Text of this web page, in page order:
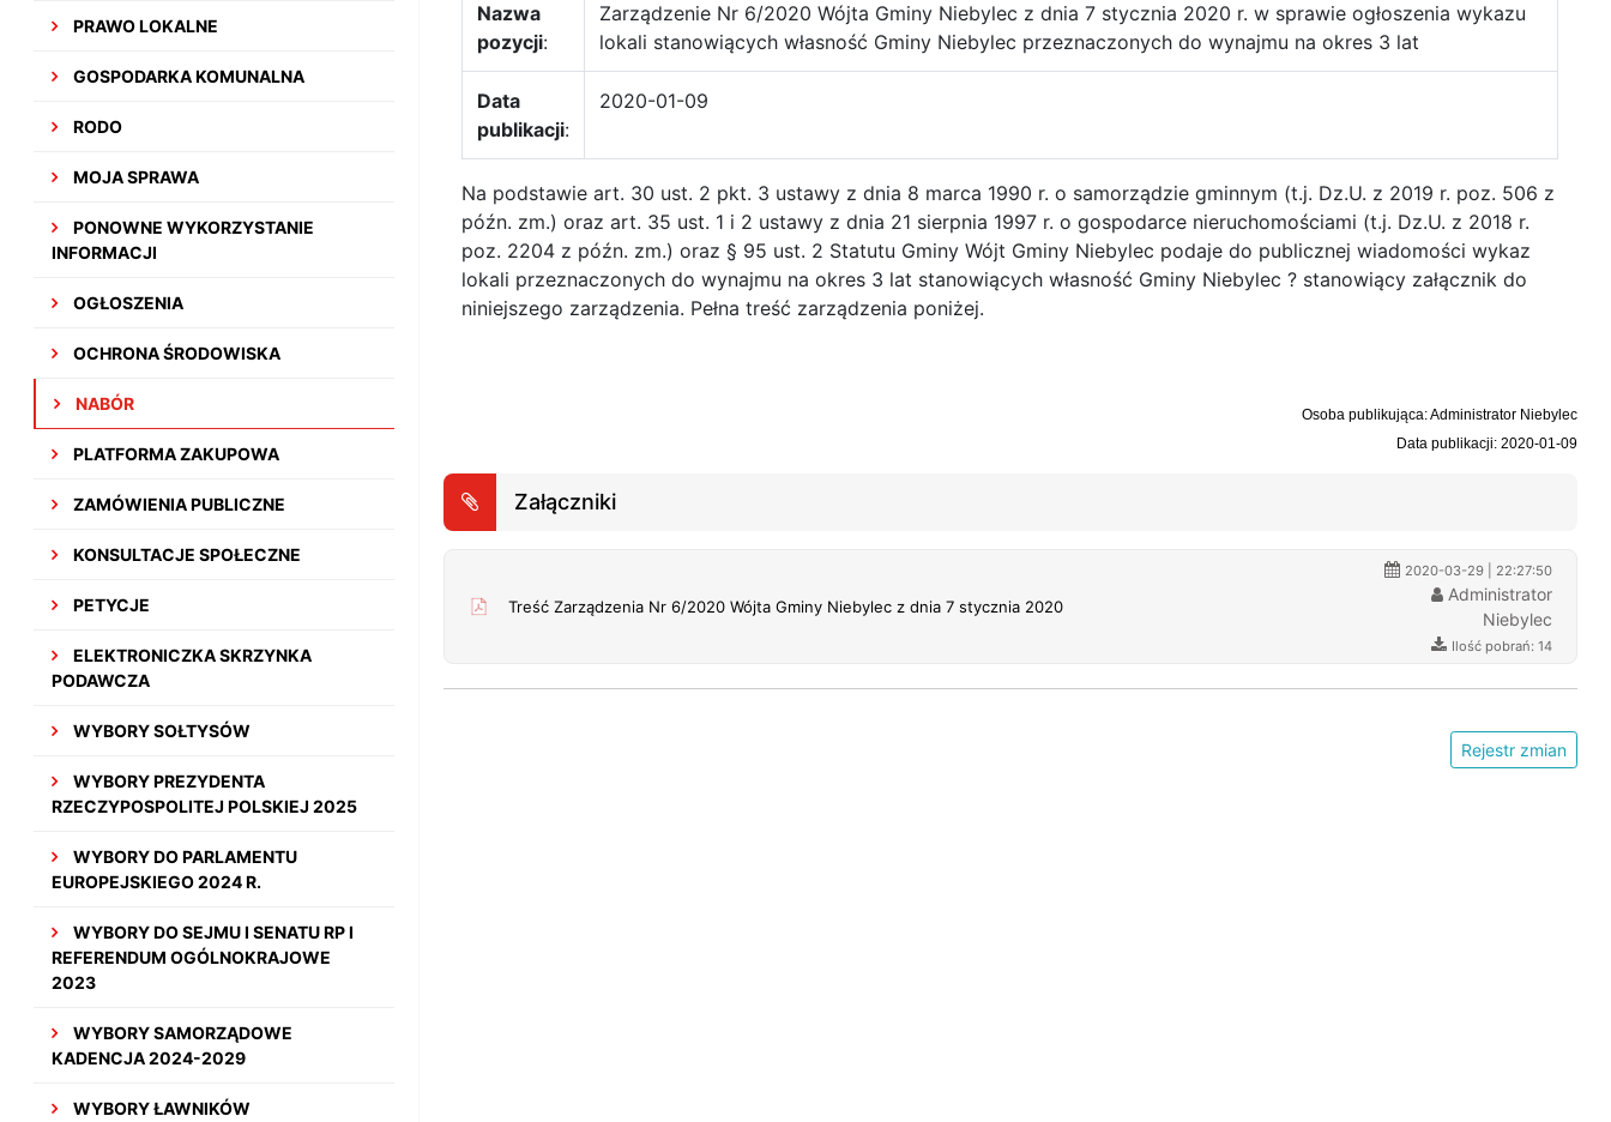
PRAWO LOKALNE
GOSPODARKA KOMUNALNA
RODO
MOJA SPRAWA
PONOWNE WYKORZYSTANIE
INFORMACJI
OGŁOSZENIA
OCHRONA ŚRODOWISKA
NABÓR
PLATFORMA ZAKUPOWA
ZAMÓWIENIA PUBLICZNE
KONSULTACJE SPOŁECZNE
PETYCJE
ELEKTRONICZKA SKRZYNKA
PODAWCZA
WYBORY SOŁTYSÓW
WYBORY PREZYDENTA
RZECZYPOSPOLITEJ POLSKIEJ 2025
WYBORY DO PARLAMENTU
EUROPEJSKIEGO 2024 R.
WYBORY DO SEJMU I SENATU RP I
REFERENDUM OGÓLNOKRAJOWE
2023
WYBORY SAMORZĄDOWE
KADENCJA 2024-2029
WYBORY ŁAWNIKÓW
Nazwa
pozycji:
Zarządzenie Nr 6/2020 Wójta Gminy Niebylec z dnia 7 stycznia 2020 r. w sprawie ogłoszenia wykazu
lokali stanowiących własność Gminy Niebylec przeznaczonych do wynajmu na okres 3 lat
Data
publikacji:
2020-01-09
Na podstawie art. 30 ust. 2 pkt. 3 ustawy z dnia 8 marca 1990 r. o samorządzie gminnym (t.j. Dz.U. z 2019 r. poz. 506 z
późn. zm.) oraz art. 35 ust. 1 i 2 ustawy z dnia 21 sierpnia 1997 r. o gospodarce nieruchomościami (t.j. Dz.U. z 2018 r.
poz. 2204 z późn. zm.) oraz § 95 ust. 2 Statutu Gminy Wójt Gminy Niebylec podaje do publicznej wiadomości wykaz
lokali przeznaczonych do wynajmu na okres 3 lat stanowiących własność Gminy Niebylec ? stanowiący załącznik do
niniejszego zarządzenia. Pełna treść zarządzenia poniżej.
Osoba publikująca: Administrator Niebylec
Data publikacji: 2020-01-09
Załączniki
Treść Zarządzenia Nr 6/2020 Wójta Gminy Niebylec z dnia 7 stycznia 2020
2020-03-29 | 22:27:50
Administrator
Niebylec
Ilość pobrań: 14
Rejestr zmian